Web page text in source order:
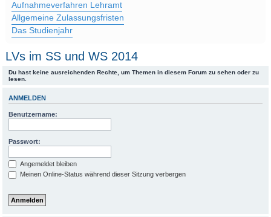
Aufnahmeverfahren Lehramt
Allgemeine Zulassungsfristen
Das Studienjahr
LVs im SS und WS 2014
Du hast keine ausreichenden Rechte, um Themen in diesem Forum zu sehen oder zu
lesen.
ANMELDEN
Benutzername:
Passwort:
Angemeldet bleiben
Meinen Online-Status während dieser Sitzung verbergen